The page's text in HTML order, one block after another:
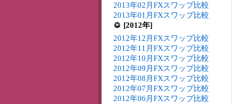
2013年02月FXスワップ比較
2013年01月FXスワップ比較
[2012年]
2012年12月FXスワップ比較
2012年11月FXスワップ比較
2012年10月FXスワップ比較
2012年09月FXスワップ比較
2012年08月FXスワップ比較
2012年07月FXスワップ比較
2012年06月FXスワップ比較